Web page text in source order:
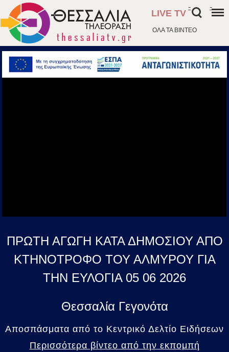
ΟΛΑ ΤΑ ΒΙΝΤΕΟ
LIVE TV
- -
ΠΡΩΤΗ ΑΓΩΓΗ ΚΑΤΑ ΔΗΜΟΣΙΟΥ ΑΠΟ
ΚΤΗΝΟΤΡΟΦΟ ΤΟΥ ΑΛΜΥΡΟΥ ΓΙΑ
ΤΗΝ ΕΥΛΟΓΙΑ 05 06 2026
Θεσσαλία Γεγονότα
Αποσπάσματα από το Κεντρικό Δελτίο Ειδήσεων
Περισσότερα βίντεο από την εκπομπή